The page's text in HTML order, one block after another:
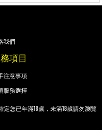
我們
項目
注意事項
服務選擇
您已年滿18歲，未滿18歲請勿瀏覽